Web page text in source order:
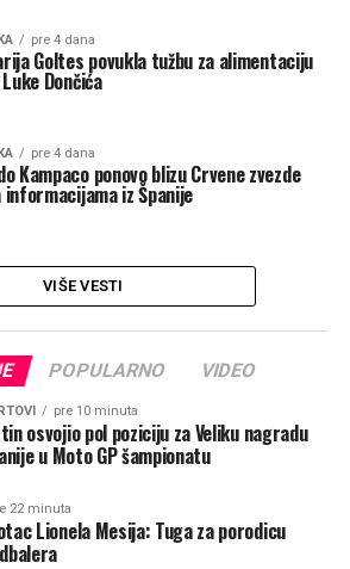
pre 4 dana
Goltes povukla tužbu za alimentaciju
Dončića
pre 4 dana
Kampaco ponovo blizu Crvene zvezde
informacijama iz Španije
VIŠE VESTI
POPULARNO VIDEO
pre 10 minuta
osvojio pol poziciju za Veliku nagradu
u Moto GP šampionatu
22 minuta
Lionela Mesija: Tuga za porodicu